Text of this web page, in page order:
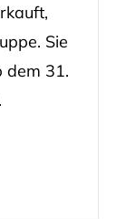
Sie
dem 31.